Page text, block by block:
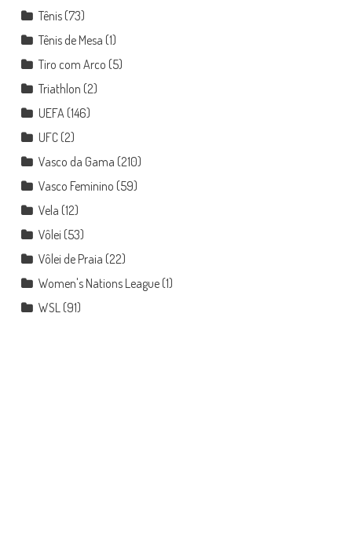
Tênis(73)
Tênis de Mesa (1)
Tiro com Arco (5)
Triathlon (2)
UEFA (146)
UFC(2)
Vasco da Gama (210)
Vasco Feminino (59)
Vela (12)
Vôlei (53)
Vôlei de Praia (22)
Women's Nations League(1)
WSL (91)